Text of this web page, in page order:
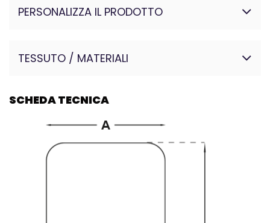
PERSONALIZZA IL PRODOTTO
TESSUTO / MATERIALI
SCHEDA TECNICA